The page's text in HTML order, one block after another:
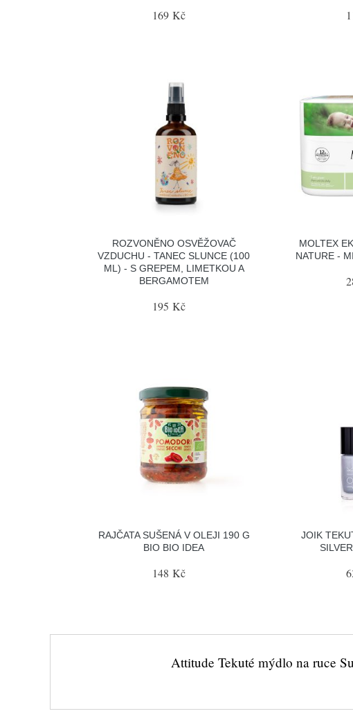
169 Kč
ROZVONĚNO OSVĚŽOVAČ
VZDUCHU - TANEC SLUNCE (100
ML) - S GREPEM, LIMETKOU A
BERGAMOTEM
195 Kč
MOLTEX
NATURE -
RAJČATA SUŠENÁ V OLEJI 190 G
BIO BIO IDEA
148 Kč
JOIK
Attitude Tekuté mýdlo na ruce